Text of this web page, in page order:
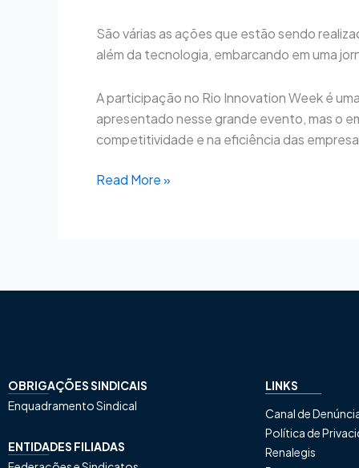
São várias as ações que estão sendo
além da tecnologia, embarcando em uma
A participação no Rio Innovation Week é
apresentado nesse grande evento, mas o
competitividade e na eficiência das
Read More »
OBRIGAÇÕES SINDICAIS
Enquadramento Sindical
ENTIDADES FILIADAS
LINKS
Canal de
Política de
Renalegis